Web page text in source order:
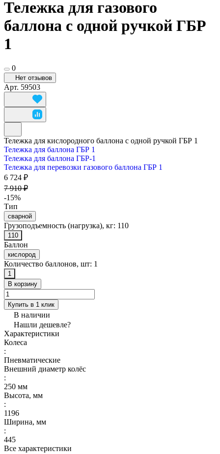
Тележка для газового
баллона с одной ручкой ГБР
1
0
Нет отзывов
Арт. 59503
Тележка для кислородного баллона с одной ручкой ГБР 1
Тележка для баллона ГБР 1
Тележка для баллона ГБР-1
Тележка для перевозки газового баллона ГБР 1
6 724 ₽
7 910 ₽
-15%
Тип
сварной
Грузоподъемность (нагрузка), кг: 110
110
Баллон
кислород
Количество баллонов, шт: 1
1
В корзину
Купить в 1 клик
В наличии
Нашли дешевле?
Характеристики
Колеса
:
Пневматические
Внешний диаметр колёс
:
250 мм
Высота, мм
:
1196
Ширина, мм
:
445
Все характеристики